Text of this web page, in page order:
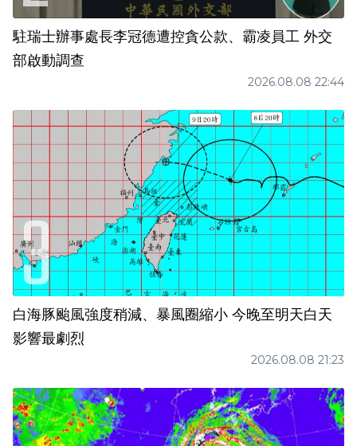
駐瑞士辦事處長李冠德遭控貪公款、霸凌員工 外交
部啟動調查
2026.08.08 22:44
白海豚颱風強度稍減、暴風圈縮小 今晚至明天白天
影響最劇烈
2026.08.08 21:23